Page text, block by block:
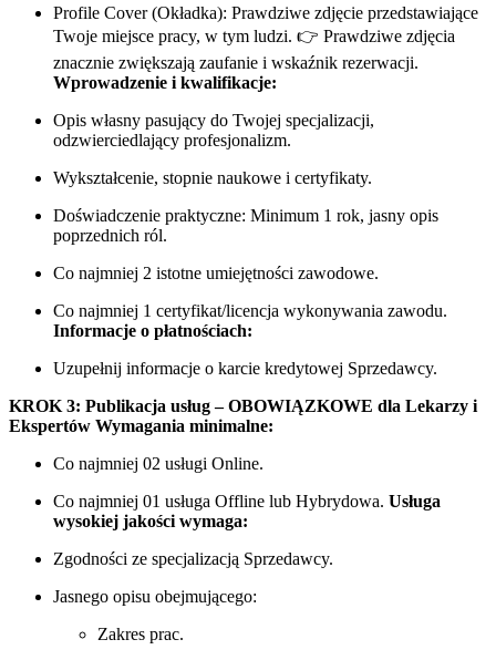
Profile Cover (Okładka): Prawdziwe zdjęcie przedstawiające
Twoje miejsce pracy, w tym ludzi. 👉 Prawdziwe zdjęcia
znacznie zwiększają zaufanie i wskaźnik rezerwacji.
Wprowadzenie i kwalifikacje:
Opis własny pasujący do Twojej specjalizacji,
odzwierciedlający profesjonalizm.
Wykształcenie, stopnie naukowe i certyfikaty.
Doświadczenie praktyczne: Minimum 1 rok, jasny opis
poprzednich ról.
Co najmniej 2 istotne umiejętności zawodowe.
Co najmniej 1 certyfikat/licencja wykonywania zawodu.
Informacje o płatnościach:
Uzupełnij informacje o karcie kredytowej Sprzedawcy.
KROK 3: Publikacja usług – OBOWIĄZKOWE dla Lekarzy i
Ekspertów Wymagania minimalne:
Co najmniej 02 usługi Online.
Co najmniej 01 usługa Offline lub Hybrydowa. Usługa
wysokiej jakości wymaga:
Zgodności ze specjalizacją Sprzedawcy.
Jasnego opisu obejmującego:
Zakres prac.